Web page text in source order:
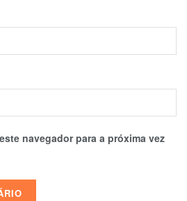
navegador para a próxima vez